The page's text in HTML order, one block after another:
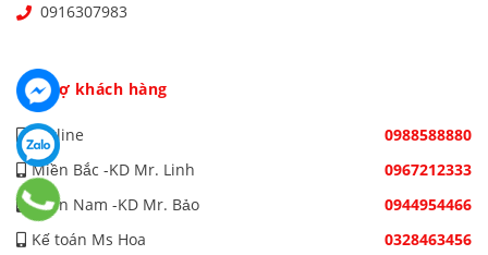
0916307983
Hỗ trợ khách hàng
Hotline
0988588880
Miền Bắc -KD Mr. Linh
0967212333
Miền Nam -KD Mr. Bảo
0944954466
Kế toán Ms Hoa
0328463456